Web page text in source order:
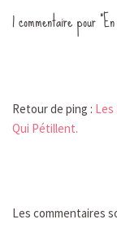
1 commentaire pour
Retour de ping : Les
Qui Pétillent.
Les commentaires